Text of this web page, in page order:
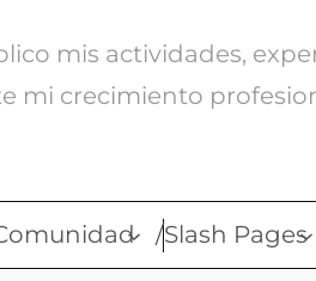
mis actividades,
mi crecimiento
/Slash Pages